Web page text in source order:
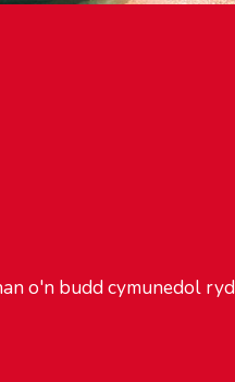
o'n budd cymunedol